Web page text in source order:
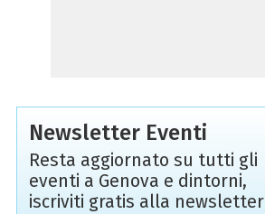
Newsletter Eventi
Resta aggiornato su tutti gli
eventi a Genova e dintorni,
iscriviti gratis alla newsletter